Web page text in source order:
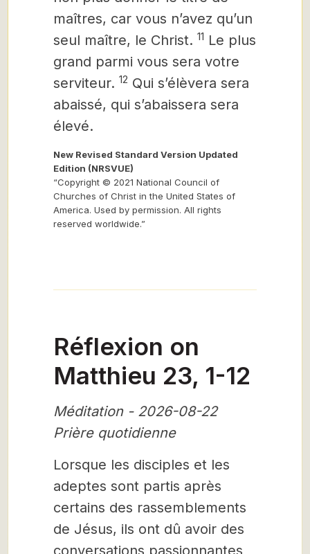
maîtres, car vous n’avez qu’un
seul maître, le Christ. 11 Le plus
grand parmi vous sera votre
serviteur. 12 Qui s’élèvera sera
abaissé, qui s’abaissera sera
élevé.
New Revised Standard Version Updated
Edition (NRSVUE)
“Copyright © 2021 National Council of
Churches of Christ in the United States of
America. Used by permission. All rights
reserved worldwide.”
Réflexion on
Matthieu 23, 1-12
Méditation - 2026-08-22
Prière quotidienne
Lorsque les disciples et les
adeptes sont partis après
certains des rassemblements
de Jésus, ils ont dû avoir des
conversations passionnantes